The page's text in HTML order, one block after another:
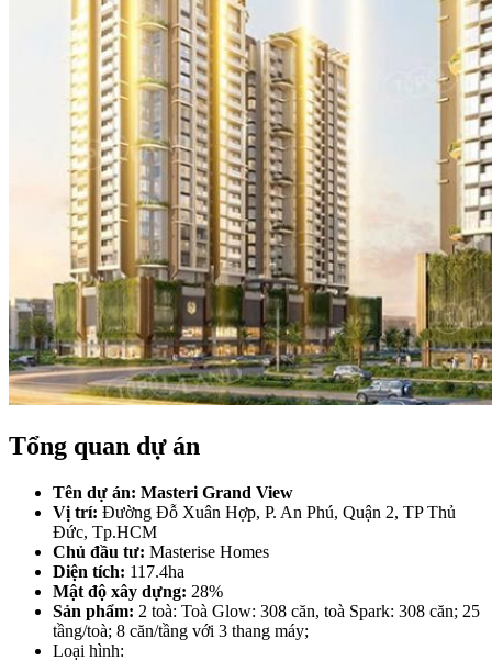
Tổng quan dự án
Tên dự án: Masteri Grand View
Vị trí: Đường Đỗ Xuân Hợp, P. An Phú, Quận 2, TP Thủ
Đức, Tp.HCM
Chủ đầu tư: Masterise Homes
Diện tích: 117.4ha
Mật độ xây dựng: 28%
Sản phẩm: 2 toà: Toà Glow: 308 căn, toà Spark: 308 căn; 25
tầng/toà; 8 căn/tầng với 3 thang máy;
Loại hình: